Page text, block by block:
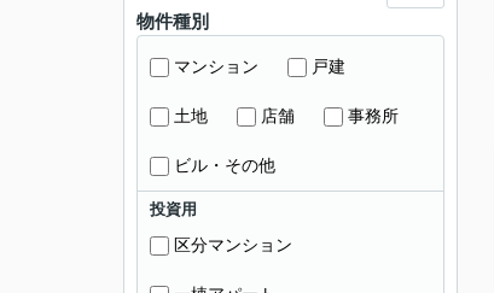
物件種別
マンション 戸建
土地 店舗 事務所
ビル・その他
投資用
区分マンション